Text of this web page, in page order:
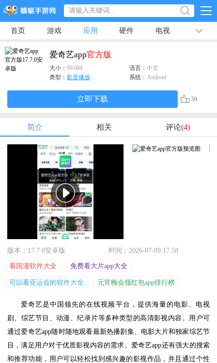
首页 游戏 应用 硬件 电视 排行榜
专题
爱奇艺app官方版
大小： 99.6M 语言： 中文
类型： 影音播放 系统： Android
立即下载 59
简介 相关 评论(4)
版本：17.7.0安卓版 时间：2026-07-09 17:58
看国漫软件大全 免费看大片app大全
可以看亚运会的软件大全 元宵晚会领红包app排行榜
爱奇艺是中国领先的在线视频平台，提供海量的电影、电视
剧、综艺节目、动漫、纪录片等多种类型的高清影视内容。用户可
通过爱奇艺app随时随地观看最新热播剧集、电影大片和独家综艺节
目，满足用户对于优质影视内容的需求。爱奇艺app还有强大的搜索
和推荐功能，用户可以轻松找到感兴趣的影视作品，并且通过个性